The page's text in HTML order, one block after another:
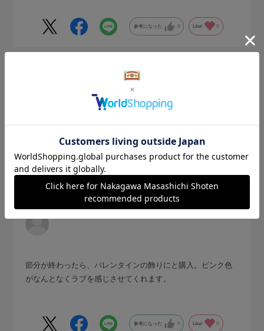
参考になった 0 Like! 0
バレンタイン
節分が終わったら、バレンタインの飾りにと購入。ピンク色
がなんとなくラブを感じさせてくれます。
参考になった 0 Like! 0